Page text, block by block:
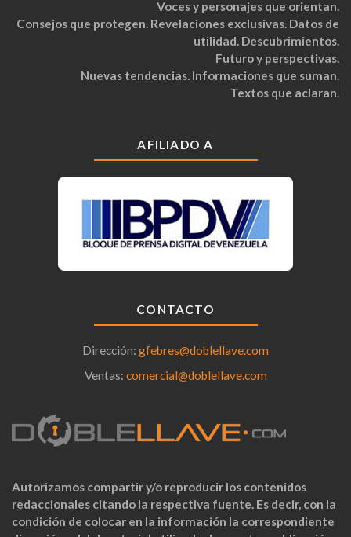
Voces y personajes que orientan.
Consejos que protegen. Revelaciones exclusivas. Datos de
utilidad. Descubrimientos.
Futuro y perspectivas.
Nuevas tendencias. Informaciones que suman.
Textos que aclaran.
AFILIADO A
CONTACTO
Dirección: gfebres@doblellave.com
Ventas: comercial@doblellave.com
Autorizamos compartir y/o reproducir los contenidos
redaccionales citando la respectiva fuente. Es decir, con la
condición de colocar en la información la correspondiente